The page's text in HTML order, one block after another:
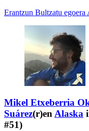
Erantzun Bultzatu egoera
Mikel Etxeberria
Suárez(r)enAlaska
#51)